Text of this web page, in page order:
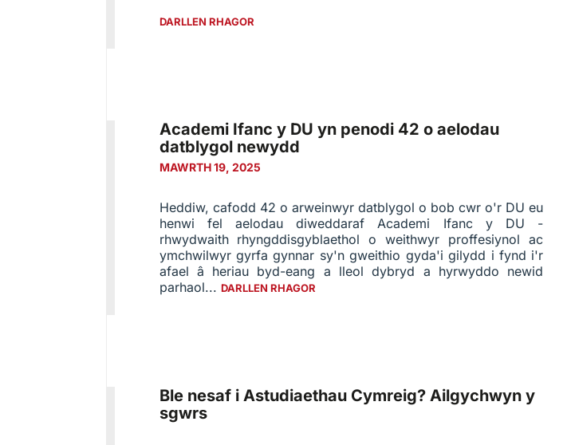
DARLLEN RHAGOR
Academi Ifanc y DU yn penodi 42 o aelodau
datblygol newydd
MAWRTH 19, 2025
Heddiw, cafodd 42 o arweinwyr datblygol o bob cwr o'r DU eu
henwi fel aelodau diweddaraf Academi Ifanc y DU -
rhwydwaith rhyngddisgyblaethol o weithwyr proffesiynol ac
ymchwilwyr gyrfa gynnar sy'n gweithio gyda'i gilydd i fynd i'r
afael â heriau byd-eang a lleol dybryd a hyrwyddo newid
parhaol... DARLLEN RHAGOR
Ble nesaf i Astudiaethau Cymreig? Ailgychwyn y
sgwrs